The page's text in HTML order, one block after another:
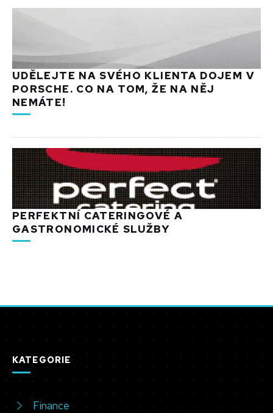
UDĚLEJTE NA SVÉHO KLIENTA DOJEM V
PORSCHE. CO NA TOM, ŽE NA NĚJ
NEMÁTE!
PERFEKTNÍ CATERINGOVÉ A
GASTRONOMICKÉ SLUŽBY
KATEGORIE
Finance